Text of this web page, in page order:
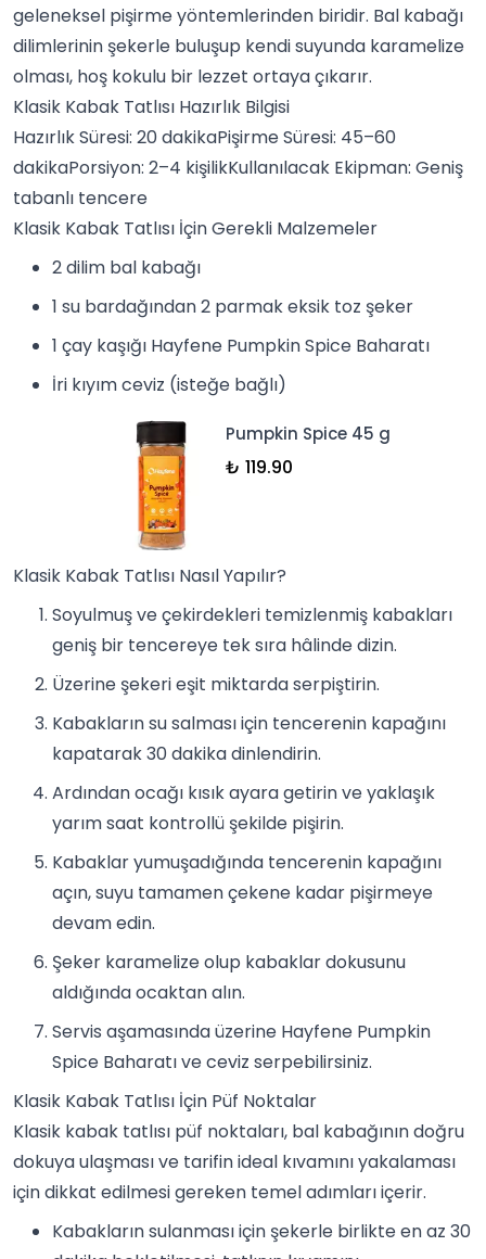
geleneksel pişirme yöntemlerinden biridir. Bal kabağı
dilimlerinin şekerle buluşup kendi suyunda karamelize
olması, hoş kokulu bir lezzet ortaya çıkarır.
Klasik Kabak Tatlısı Hazırlık Bilgisi
Hazırlık Süresi: 20 dakikaPişirme Süresi: 45–60
dakikaPorsiyon: 2–4 kişilikKullanılacak Ekipman: Geniş
tabanlı tencere
Klasik Kabak Tatlısı İçin Gerekli Malzemeler
2 dilim bal kabağı
1 su bardağından 2 parmak eksik toz şeker
1 çay kaşığı Hayfene Pumpkin Spice Baharatı
İri kıyım ceviz (isteğe bağlı)
Pumpkin Spice 45 g
₺ 119.90
Klasik Kabak Tatlısı Nasıl Yapılır?
Soyulmuş ve çekirdekleri temizlenmiş kabakları
geniş bir tencereye tek sıra hâlinde dizin.
Üzerine şekeri eşit miktarda serpiştirin.
Kabakların su salması için tencerenin kapağını
kapatarak 30 dakika dinlendirin.
Ardından ocağı kısık ayara getirin ve yaklaşık
yarım saat kontrollü şekilde pişirin.
Kabaklar yumuşadığında tencerenin kapağını
açın, suyu tamamen çekene kadar pişirmeye
devam edin.
Şeker karamelize olup kabaklar dokusunu
aldığında ocaktan alın.
Servis aşamasında üzerine Hayfene Pumpkin
Spice Baharatı ve ceviz serpebilirsiniz.
Klasik Kabak Tatlısı İçin Püf Noktalar
Klasik kabak tatlısı püf noktaları, bal kabağının doğru
dokuya ulaşması ve tarifin ideal kıvamını yakalaması
için dikkat edilmesi gereken temel adımları içerir.
Kabakların sulanması için şekerle birlikte en az 30